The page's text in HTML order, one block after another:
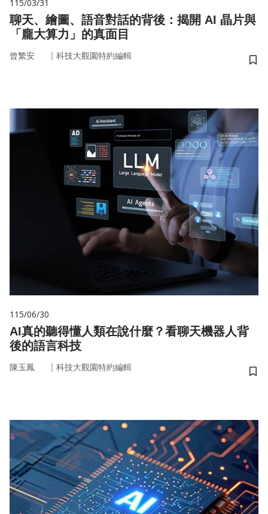
115/03/31
聊天、繪圖、語音對話的背後：揭開 AI 晶片與
「龐大算力」的真面目
曾繁安 ｜ 科技大觀園特約編輯
儲
115/06/30
AI真的聽得懂人類在說什麼？看聊天機器人背
後的語言科技
陳玉鳳 ｜ 科技大觀園特約編輯
儲